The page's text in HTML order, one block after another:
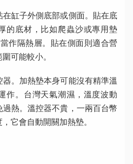
缸子外側底部或側面。貼在底
的底材，比如爬蟲沙或專用墊
作隔熱層。貼在側面則適合營
可能較小。
。加熱墊本身可能沒有精準溫
作。台灣天氣潮濕，溫度波動
熱。溫控器不貴，一兩百台幣
它會自動開關加熱墊。